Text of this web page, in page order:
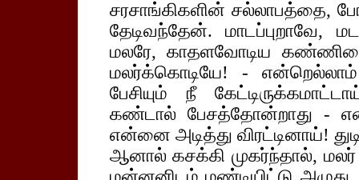
சரசாங்கிகளின் சல்லாபத்தை,
தேடிவந்தேன். மாடப்புறாவே,
மலரே, காதளவோடிய
மலர்க்கொடியே! -
பேசியும் நீ
கண்டால் பேசத்தோன்றாது -
என்னை அடித்து விரட்டினாய்!
ஆனால் கசக்கி முகர்ந்தால்,